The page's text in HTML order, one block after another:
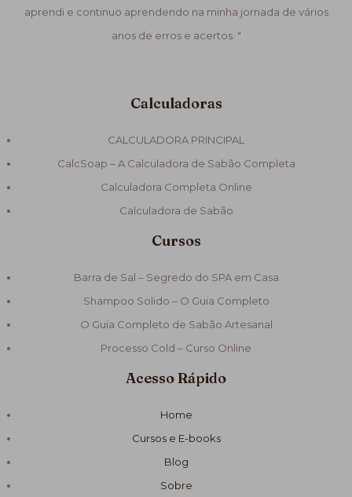
aprendi e continuo aprendendo na minha jornada de vários
anos de erros e acertos. "
Calculadoras
CALCULADORA PRINCIPAL
CalcSoap – A Calculadora de Sabão Completa
Calculadora Completa Online
Calculadora de Sabão
Cursos
Barra de Sal – Segredo do SPA em Casa
Shampoo Solido – O Guia Completo
O Guia Completo de Sabão Artesanal
Processo Cold – Curso Online
Acesso Rápido
Home
Cursos e E-books
Blog
Sobre